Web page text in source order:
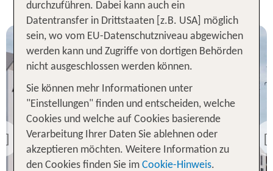
Previous
Dresden
ARCOTEL HafenCity
Dresden
98 % Weiterempfehlung
durchzuführen. Dabei kann auch ein
Datentransfer in Drittstaaten [z.B. USA] möglich
sein, wo vom EU-Datenschutzniveau abgewichen
werden kann und Zugriffe von dortigen Behörden
nicht ausgeschlossen werden können.
Sie können mehr Informationen unter
"Einstellungen" finden und entscheiden, welche
Cookies und welche auf Cookies basierende
Verarbeitung Ihrer Daten Sie ablehnen oder
akzeptieren möchten. Weitere Information zu
den Cookies finden Sie im Cookie-Hinweis.